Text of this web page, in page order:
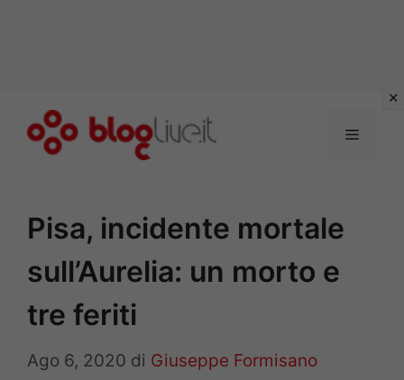
Menu
Pisa, incidente mortale
sull’Aurelia: un morto e
tre feriti
Ago 6, 2020 di Giuseppe Formisano